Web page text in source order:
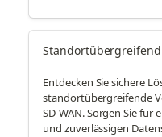
Standortübergreifend
Entdecken Sie sichere
standortübergreifende
SD-WAN. Sorgen Sie
und zuverlässigen